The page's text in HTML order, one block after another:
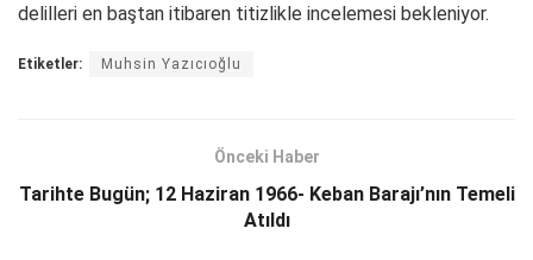
delilleri en baştan itibaren titizlikle incelemesi bekleniyor.
Etiketler: Muhsin Yazıcıoğlu
Önceki Haber
Tarihte Bugün; 12 Haziran 1966- Keban Barajı’nın Temeli
Atıldı